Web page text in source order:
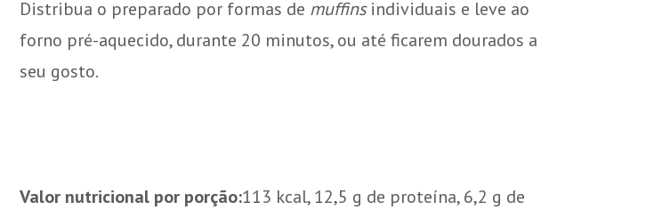
Distribua o preparado por formas de muffinsindividuais e leve ao
forno pré-aquecido, durante 20 minutos, ou até ficarem dourados a
seu gosto.
Valor nutricional por porção:113 kcal, 12,5 g de proteína, 6,2 g de